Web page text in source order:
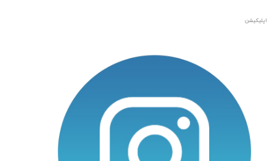
اپلیکیشن